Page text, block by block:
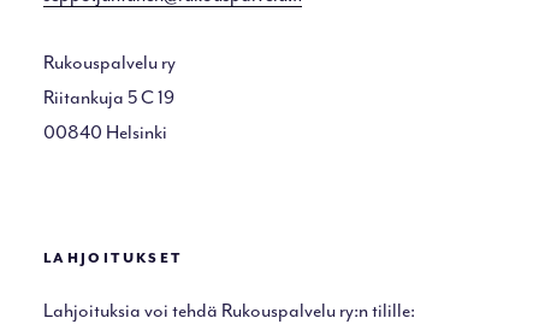
Rukouspalvelu ry
Riitankuja 5 C 19
00840 Helsinki
LAHJOITUKSET
Lahjoituksia voi tehdä Rukouspalvelu ry:n tilille: